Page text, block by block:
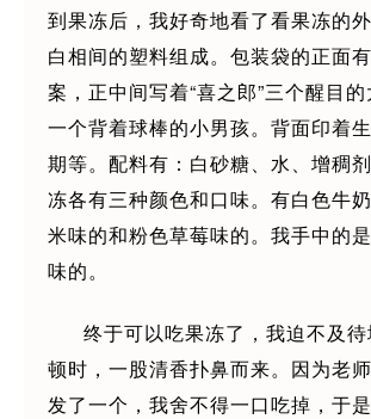
到果冻后，我好奇地看了看果冻的
白相间的塑料组成。包装袋的正面
案，正中间写着“喜之郎”三个醒目
一个背着球棒的小男孩。背面印着
期等。配料有：白砂糖、水、增稠
冻各有三种颜色和口味。有白色牛
米味的和粉色草莓味的。我手中的
味的。
终于可以吃果冻了，我迫不及待
顿时，一股清香扑鼻而来。因为老
发了一个，我舍不得一口吃掉，于